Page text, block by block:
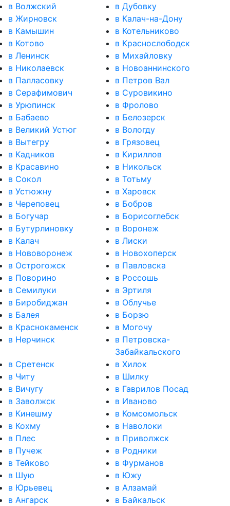
в Волжский
в Дубовку
в Жирновск
в Калач-на-Дону
в Камышин
в Котельниково
в Котово
в Краснослободск
в Ленинск
в Михайловку
в Николаевск
в Новоаннинского
в Палласовку
в Петров Вал
в Серафимович
в Суровикино
в Урюпинск
в Фролово
в Бабаево
в Белозерск
в Великий Устюг
в Вологду
в Вытегру
в Грязовец
в Кадников
в Кириллов
в Красавино
в Никольск
в Сокол
в Тотьму
в Устюжну
в Харовск
в Череповец
в Бобров
в Богучар
в Борисоглебск
в Бутурлиновку
в Воронеж
в Калач
в Лиски
в Нововоронеж
в Новохоперск
в Острогожск
в Павловска
в Поворино
в Россошь
в Семилуки
в Эртиля
в Биробиджан
в Облучье
в Балея
в Борзю
в Краснокаменск
в Могочу
в Нерчинск
в Петровска-
Забайкальского
в Сретенск
в Хилок
в Читу
в Шилку
в Вичугу
в Гаврилов Посад
в Заволжск
в Иваново
в Кинешму
в Комсомольск
в Кохму
в Наволоки
в Плес
в Приволжск
в Пучеж
в Родники
в Тейково
в Фурманов
в Шую
в Южу
в Юрьевец
в Алзамай
в Ангарск
в Байкальск